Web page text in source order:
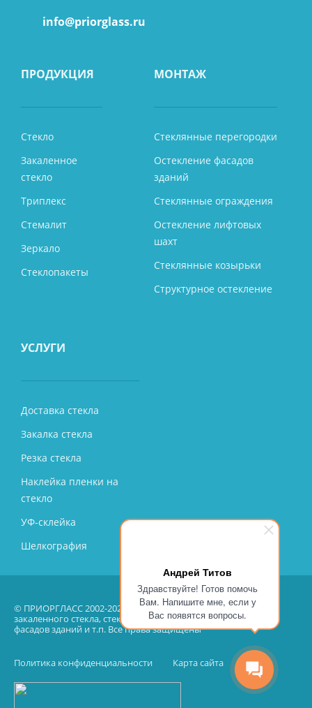
Андрей Титов
Здравствуйте! Готов помочь
Вам. Напишите мне, если у
Вас появятся вопросы.
info@priorglass.ru
ПРОДУКЦИЯ
Стекло
Закаленное
стекло
Триплекс
Стемалит
Зеркало
Стеклопакеты
МОНТАЖ
Стеклянные перегородки
Остекление фасадов
зданий
Стеклянные ограждения
Остекление лифтовых
шахт
Стеклянные козырьки
Структурное остекление
УСЛУГИ
Доставка стекла
Закалка стекла
Резка стекла
Наклейка пленки на
стекло
УФ-склейка
Шелкография
© ПРИОРГЛАСС 2002-2026 – производство, продажа, монтаж
закаленного стекла, стеклянных перегородок, остекление
фасадов зданий и т.п. Все права защищены
Политика конфиденциальности Карта сайта